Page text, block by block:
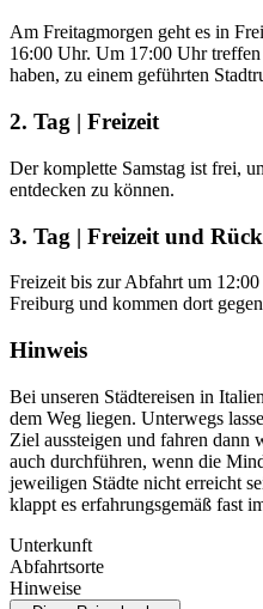
Am Freitagmorgen geht es in
16:00 Uhr. Um 17:00 Uhr
haben, zu einem geführten
2. Tag | Freizeit
Der komplette Samstag ist frei,
entdecken zu können.
3. Tag | Freizeit und
Freizeit bis zur Abfahrt um
Freiburg und kommen dort
Hinweis
Bei unseren Städtereisen in
dem Weg liegen. Unterwegs
Ziel aussteigen und fahren dann
auch durchführen, wenn die
jeweiligen Städte nicht erreicht
klappt es erfahrungsgemäß fast
Unterkunft
Abfahrtsorte
Hinweise